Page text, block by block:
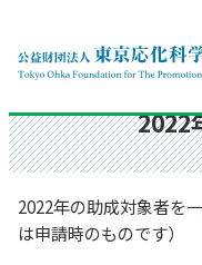
2022
2022年の助成対象者を
は申請時のものです）